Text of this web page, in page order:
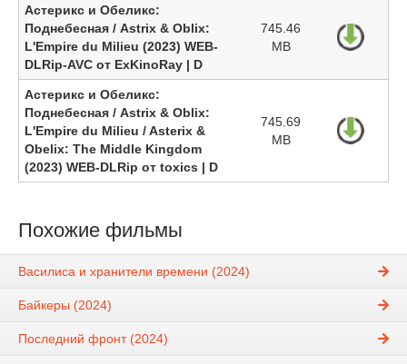
Астерикс и Обеликс:
Поднебесная / Astrix & Oblix:
L'Empire du Milieu (2023) WEB-
DLRip-AVC от ExKinoRay | D
745.46
MB
Астерикс и Обеликс:
Поднебесная / Astrix & Oblix:
L'Empire du Milieu / Asterix &
Obelix: The Middle Kingdom
(2023) WEB-DLRip от toxics | D
745.69
MB
Похожие фильмы
Василиса и хранители времени (2024)
Байкеры (2024)
Последний фронт (2024)